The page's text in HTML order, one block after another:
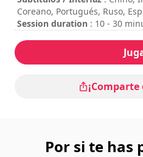
Coreano, Portugués, Ruso,
Session duration : 10 - 30
Dificultad
Valoración
: Game Spew : 8/10
Por si te has